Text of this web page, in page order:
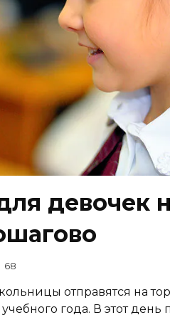
девочек
68
отправятся на
года. В этот день